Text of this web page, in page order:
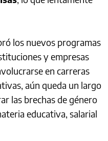
los nuevos programas
y empresas
en carreras
aún queda un largo
las brechas de género
educativa, salarial